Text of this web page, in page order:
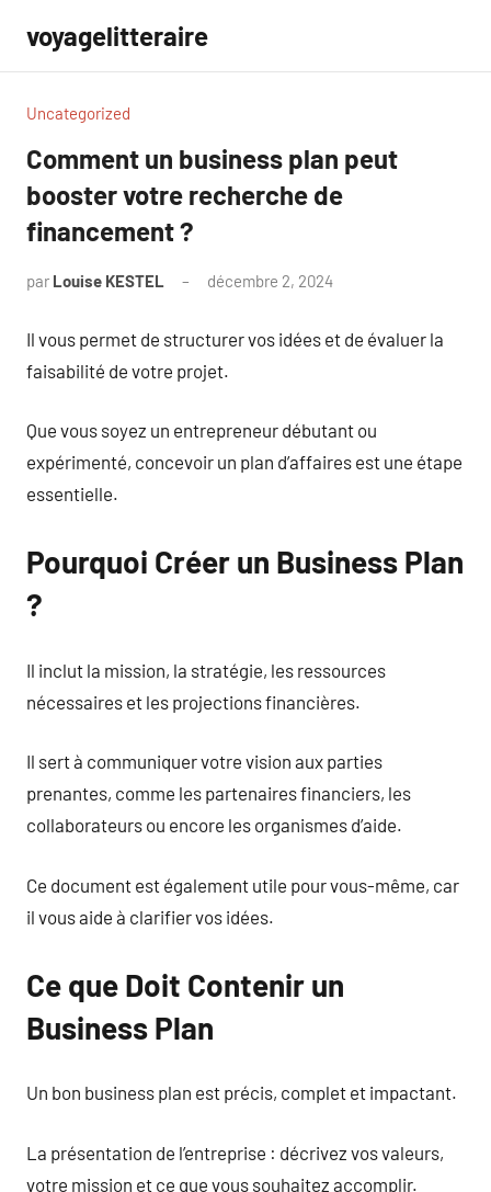
contenu
voyagelitteraire
Uncategorized
Comment un business plan peut
booster votre recherche de
financement ?
par Louise KESTEL décembre 2, 2024
Il vous permet de structurer vos idées et de évaluer la
faisabilité de votre projet.
Que vous soyez un entrepreneur débutant ou
expérimenté, concevoir un plan d’affaires est une étape
essentielle.
Pourquoi Créer un Business Plan
?
Il inclut la mission, la stratégie, les ressources
nécessaires et les projections financières.
Il sert à communiquer votre vision aux parties
prenantes, comme les partenaires financiers, les
collaborateurs ou encore les organismes d’aide.
Ce document est également utile pour vous-même, car
il vous aide à clarifier vos idées.
Ce que Doit Contenir un
Business Plan
Un bon business plan est précis, complet et impactant.
La présentation de l’entreprise : décrivez vos valeurs,
votre mission et ce que vous souhaitez accomplir.